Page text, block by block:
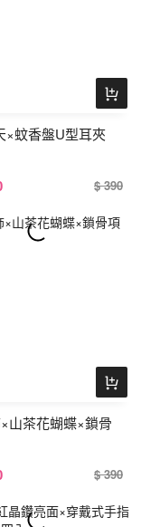
×蚊香盤U型耳夾
$ 390
山茶花蝴蝶×鎖骨
$ 390